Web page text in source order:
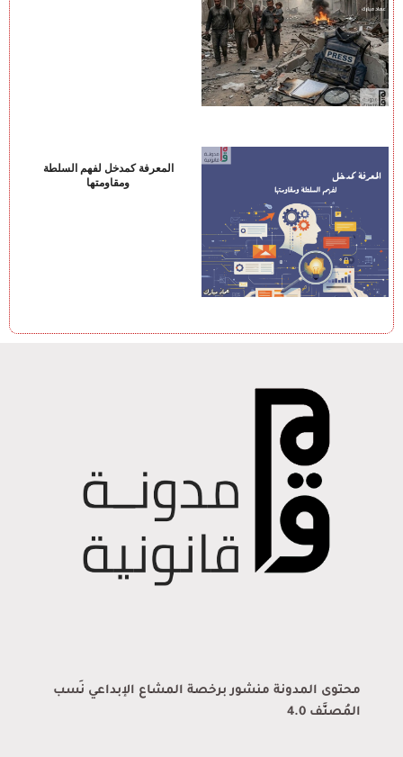
المعرفة كمدخل لفهم السلطة
ومقاومتها
محتوى المدونة منشور برخصة المشاع الإبداعي نَسب
المُصنَّف 4.0